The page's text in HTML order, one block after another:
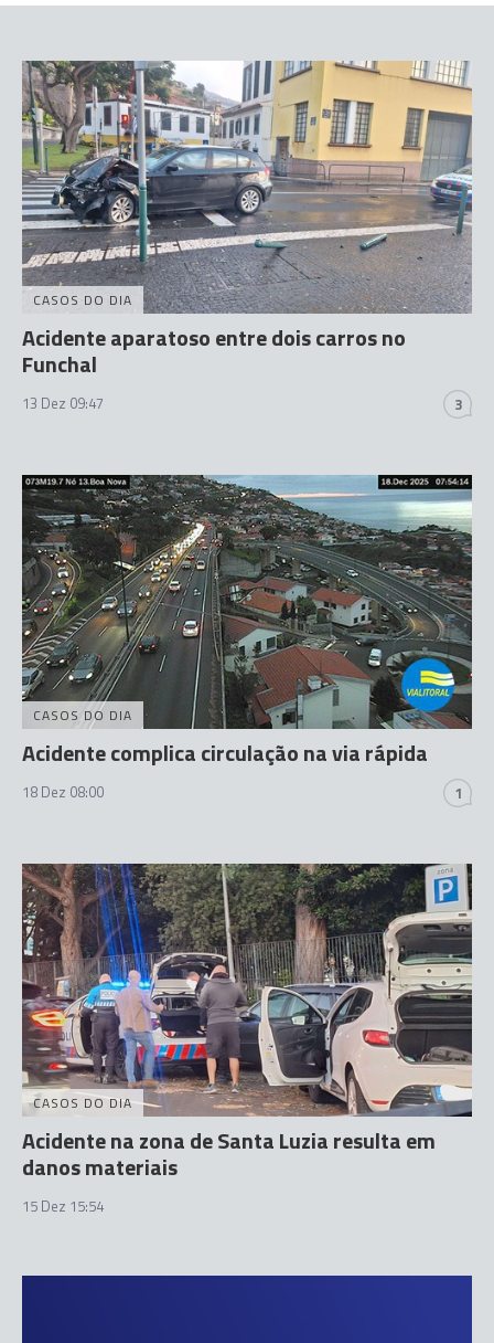
CASOS DO DIA
Acidente aparatoso entre dois carros no
Funchal
13 Dez 09:47 3
CASOS DO DIA
Acidente complica circulação na via rápida
18 Dez 08:00 1
CASOS DO DIA
Acidente na zona de Santa Luzia resulta em
danos materiais
15 Dez 15:54